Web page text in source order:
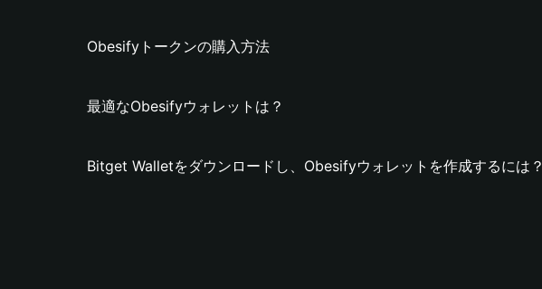
Obesifyトークンの購入方法
最適なObesifyウォレットは？
Bitget Walletをダウンロードし、Obesifyウォレットを作成するには？